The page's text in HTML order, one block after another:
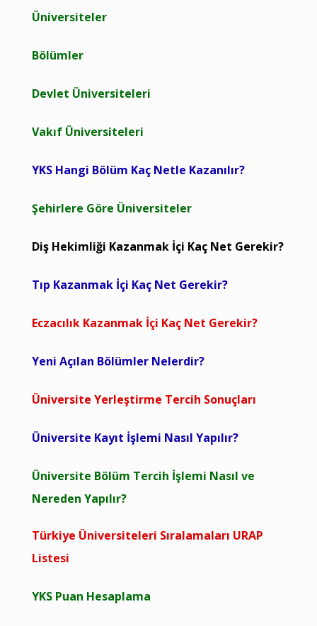
Üniversiteler
Bölümler
Devlet Üniversiteleri
Vakıf Üniversiteleri
YKS Hangi Bölüm Kaç Netle Kazanılır?
Şehirlere Göre Üniversiteler
Diş Hekimliği Kazanmak İçi Kaç Net Gerekir?
Tıp Kazanmak İçi Kaç Net Gerekir?
Eczacılık Kazanmak İçi Kaç Net Gerekir?
Yeni Açılan Bölümler Nelerdir?
Üniversite Yerleştirme Tercih Sonuçları
Üniversite Kayıt İşlemi Nasıl Yapılır?
Üniversite Bölüm Tercih İşlemi Nasıl ve
Nereden Yapılır?
Türkiye Üniversiteleri Sıralamaları URAP
Listesi
YKS Puan Hesaplama